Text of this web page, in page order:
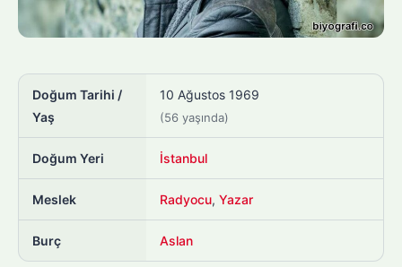
Doğum Tarihi /
Yaş
10 Ağustos 1969
(56 yaşında)
Doğum Yeri İstanbul
Meslek Radyocu, Yazar
Burç Aslan